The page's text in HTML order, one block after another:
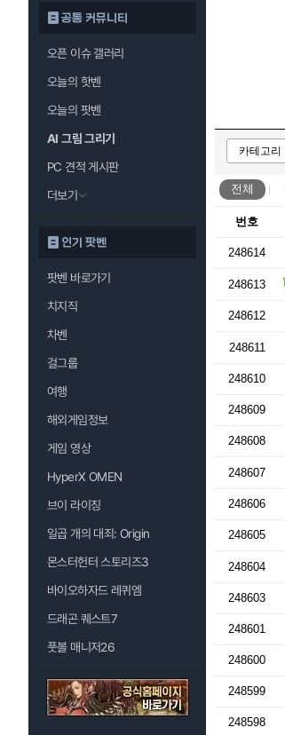
공통 커뮤니티
오픈 이슈 갤러리
오늘의 핫벤
오늘의 팟벤
AI 그림 그리기
PC 견적 게시판
더보기
인기 팟벤
팟벤 바로가기
치지직
차벤
걸그룹
여행
해외게임정보
게임 영상
HyperX OMEN
브이 라이징
일곱 개의 대죄: Origin
몬스터헌터 스토리즈3
바이오하자드 레퀴엠
드래곤 퀘스트7
풋볼 매니저26
전체
번호
248614
248613
248612
248611
248610
248609
248608
248607
248606
248605
248604
248603
248601
248600
248599
248598